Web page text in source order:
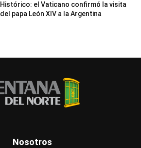
Histórico: el Vaticano confirmó la visita
del papa León XIV a la Argentina
Nosotros